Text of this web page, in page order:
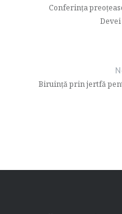
articoleConferința
Biruință prin jertfă